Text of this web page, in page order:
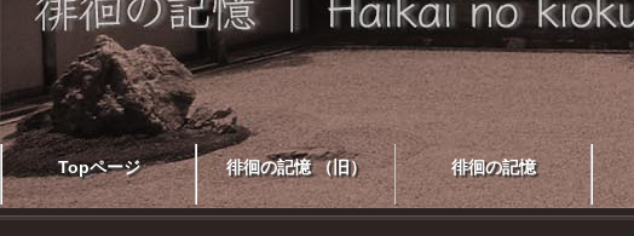
Topページ 徘徊の記憶 （旧） 徘徊の記憶